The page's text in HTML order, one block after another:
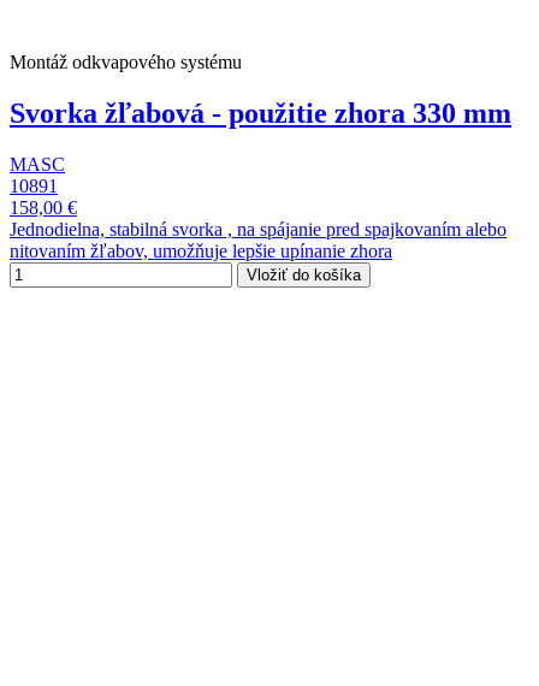
Montáž odkvapového systému
Svorka žľabová - použitie zhora 330 mm
MASC
10891
158,00 €
Jednodielna, stabilná svorka , na spájanie pred spajkovaním alebo
nitovaním žľabov, umožňuje lepšie upínanie zhora
Vložiť do košíka